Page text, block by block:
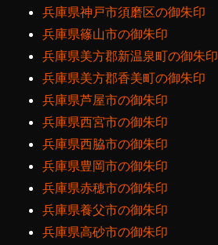
兵庫県神戸市須磨区の御朱印
兵庫県篠山市の御朱印
兵庫県美方郡新温泉町の御朱印
兵庫県美方郡香美町の御朱印
兵庫県芦屋市の御朱印
兵庫県西宮市の御朱印
兵庫県西脇市の御朱印
兵庫県豊岡市の御朱印
兵庫県赤穂市の御朱印
兵庫県養父市の御朱印
兵庫県高砂市の御朱印